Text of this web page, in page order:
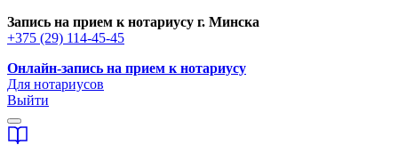
Запись на прием к нотариусу г. Минска
+375 (29) 114-45-45
Онлайн-запись на прием к нотариусу
Для нотариусов
Выйти